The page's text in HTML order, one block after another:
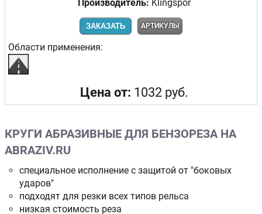
Производитель: Klingspor
ЗАКАЗАТЬ АРТИКУЛЫ
Области применения:
Цена от: 1032 руб.
КРУГИ АБРАЗИВНЫЕ ДЛЯ БЕНЗОРЕЗА НА
ABRAZIV.RU
специальное исполнение с защитой от "боковых
ударов"
подходят для резки всех типов рельса
низкая стоимость реза